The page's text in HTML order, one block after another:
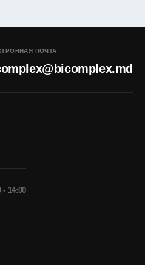
ПОЧТА
- 14:00